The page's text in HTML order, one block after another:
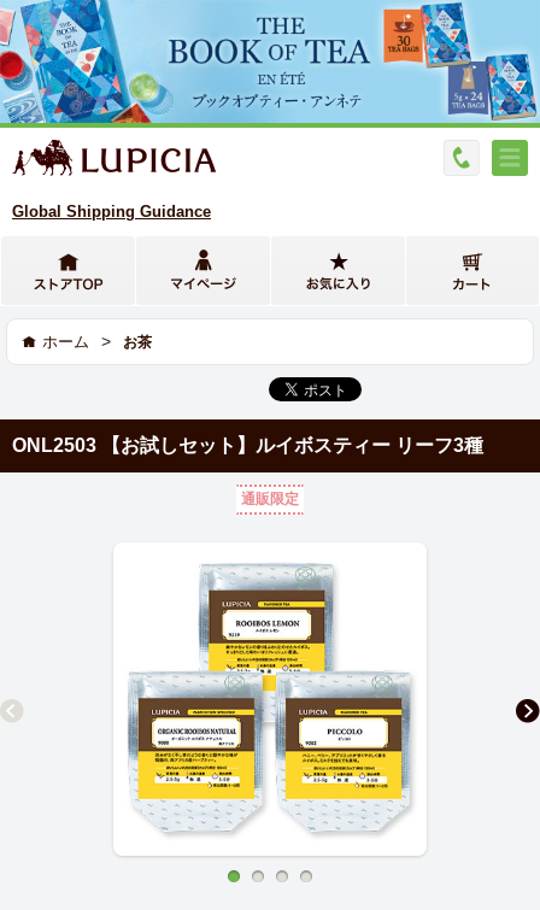
Global Shipping Guidance
ホーム > お茶
ONL2503 【お試しセット】ルイボスティー リーフ3種
通販限定